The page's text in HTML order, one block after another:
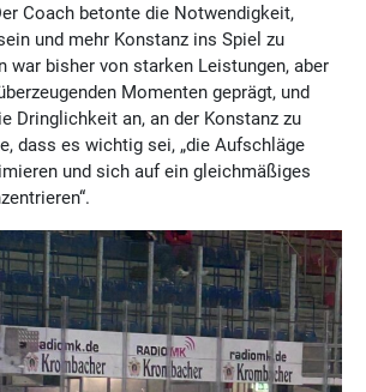
Coach betonte die Notwendigkeit,
und mehr Konstanz ins Spiel zu
war bisher von starken Leistungen, aber
Momenten geprägt, und
Dringlichkeit an, an der Konstanz zu
dass es wichtig sei, „die Aufschläge
und sich auf ein gleichmäßiges